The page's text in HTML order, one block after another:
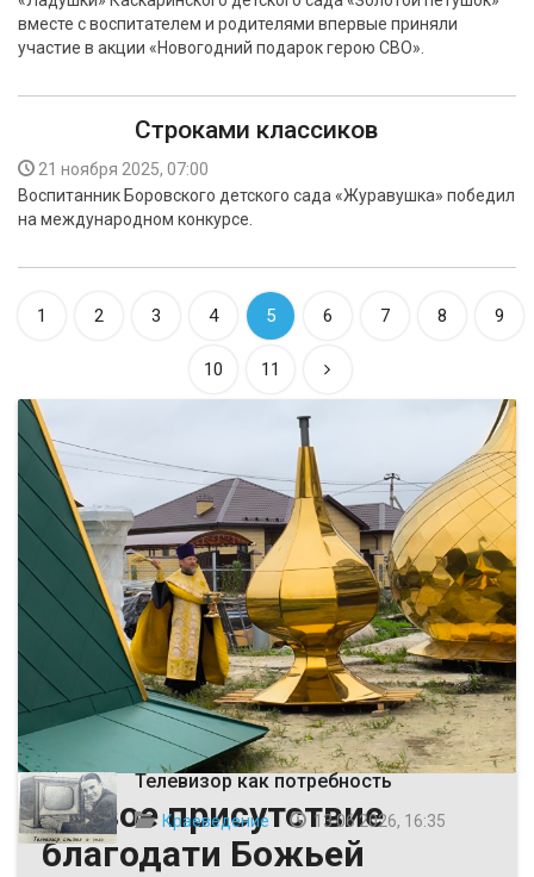
вместе с воспитателем и родителями впервые приняли
участие в акции «Новогодний подарок герою СВО».
Строками классиков
21 ноября 2025, 07:00
Воспитанник Боровского детского сада «Журавушка» победил
на международном конкурсе.
1 2 3 4 5 6 7 8 9
10 11
Живое присутствие
благодати Божьей
ВЫБОР РЕДАКЦИИ
Телевизор как потребность
Краеведение 13 06 2026, 16:35